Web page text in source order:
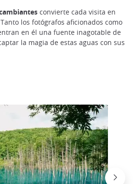
convierte cada visita en
los fotógrafos aficionados como
en él una fuente inagotable de
la magia de estas aguas con sus